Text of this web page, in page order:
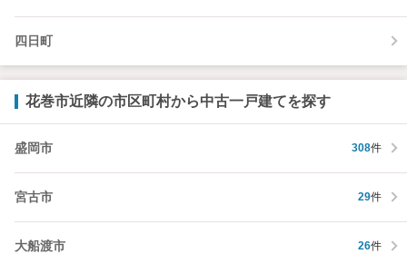
四日町
花巻市近隣の市区町村から中古一戸建てを探す
盛岡市 308件
宮古市 29件
大船渡市 26件